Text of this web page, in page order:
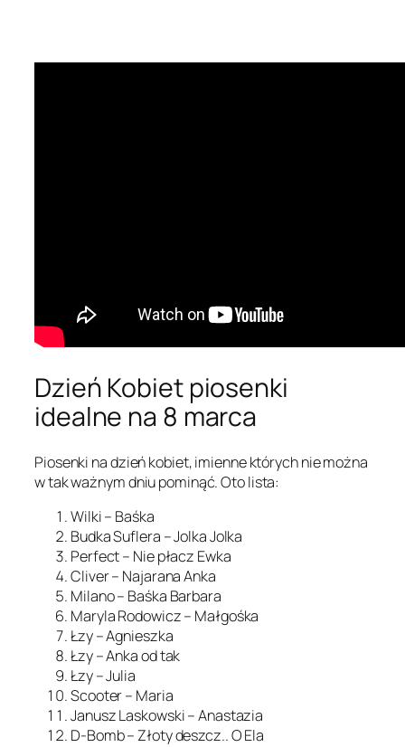
Dzień Kobiet piosenki
idealne na 8 marca
Piosenki na dzień kobiet, imienne których nie można
w tak ważnym dniu pominąć. Oto lista:
Wilki – Baśka
Budka Suflera – Jolka Jolka
Perfect – Nie płacz Ewka
Cliver – Najarana Anka
Milano – Baśka Barbara
Maryla Rodowicz – Małgośka
Łzy – Agnieszka
Łzy – Anka od tak
Łzy – Julia
Scooter – Maria
Janusz Laskowski – Anastazia
D-Bomb – Złoty deszcz.. O Ela